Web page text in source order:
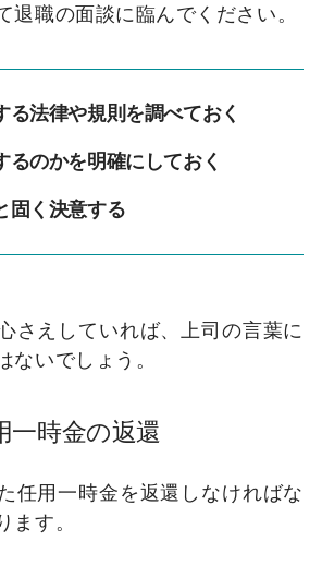
退職の面談に臨んでください。
る法律や規則を調べておく
るのかを明確にしておく
固く決意する
さえしていれば、上司の言葉に
ないでしょう。
一時金の返還
任用一時金を返還しなければな
ます。